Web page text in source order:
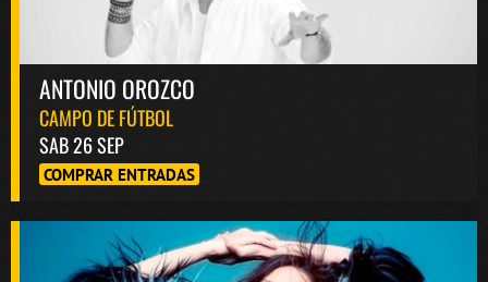
ANTONIO OROZCO
CAMPO DE FÚTBOL
SAB 26 SEP
COMPRAR ENTRADAS